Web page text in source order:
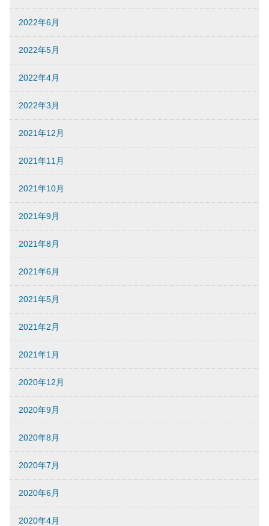
2022年6月
2022年5月
2022年4月
2022年3月
2021年12月
2021年11月
2021年10月
2021年9月
2021年8月
2021年6月
2021年5月
2021年2月
2021年1月
2020年12月
2020年9月
2020年8月
2020年7月
2020年6月
2020年4月